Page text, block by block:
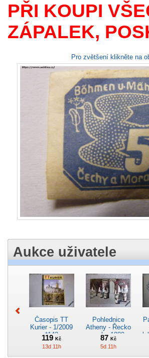
PŘI KOUPI
ZÁPALEK,
Pro zvětšení klikněte na
Aukce uživatele
Časopis TT
Kurier - 1/2009
*142
119Kč
13d 11h
Pohlednice
Atheny - Řecko
z roku 1989.
Nová nepoužitá
*5019
87 Kč
5d 11h